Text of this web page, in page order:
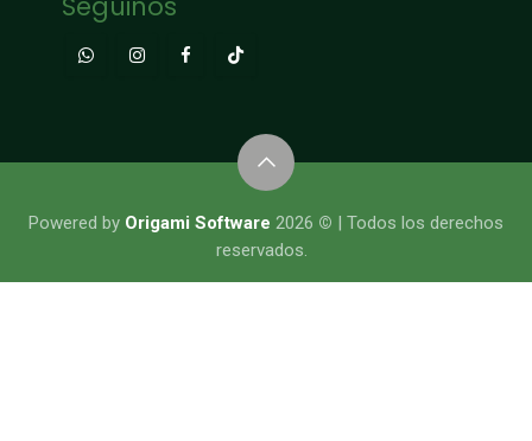
​​​​​​​​Powered by Origami Software 2026 © | Todos los derechos
reservados.